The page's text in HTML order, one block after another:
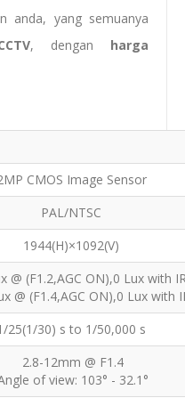
anda, yang semuanya
, dengan harga
CMOS Image Sensor
PAL/NTSC
1944(H)×1092(V)
@ (F1.2,AGC ON),0 Lux with
@ (F1.4,AGC ON),0 Lux with
25(1/30) s to 1/50,000 s
2.8-12mm @ F1.4
of view: 103° - 32.1°